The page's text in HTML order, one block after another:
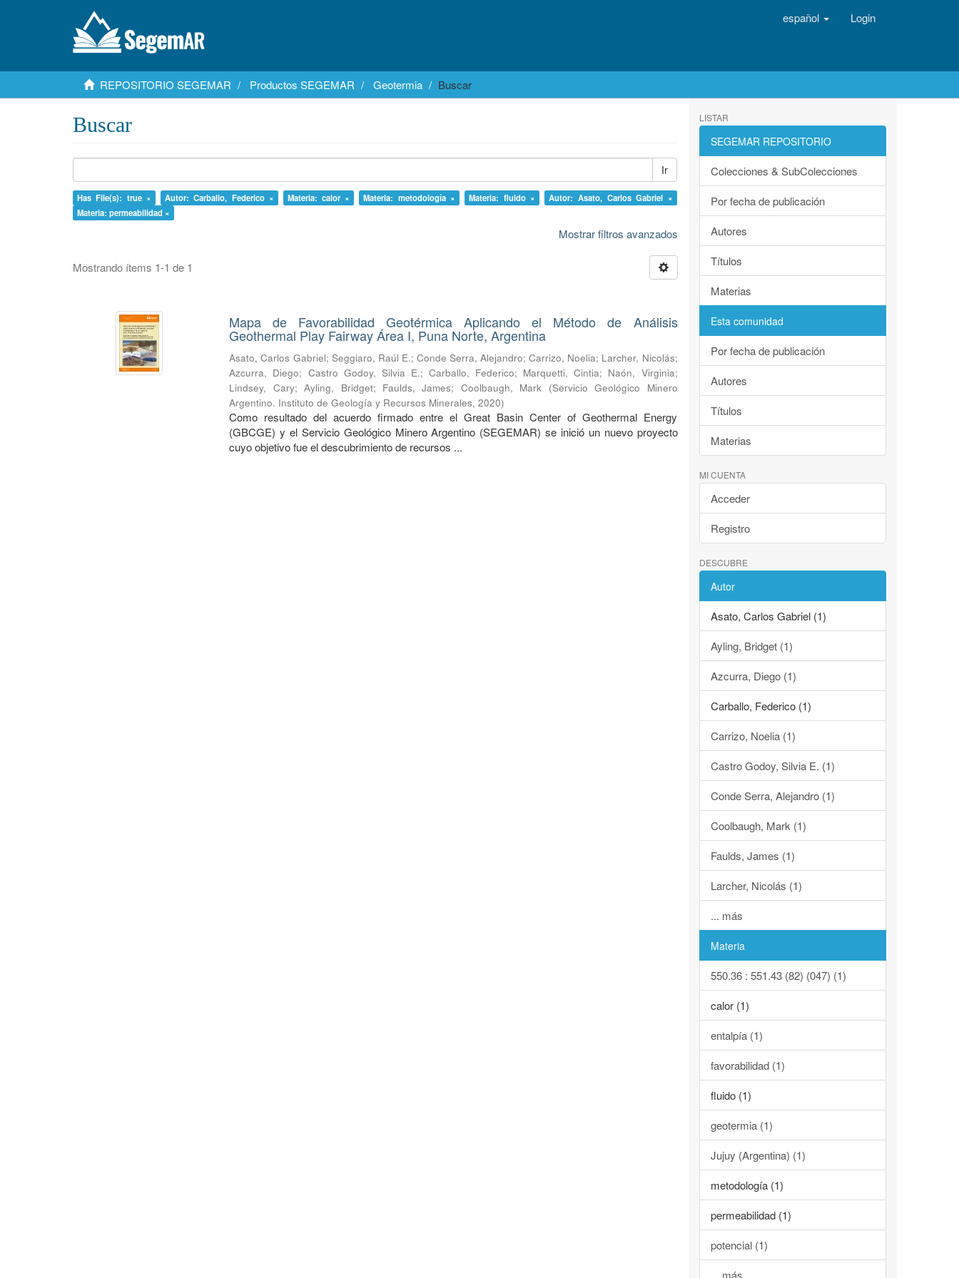
español Login
REPOSITORIO SEGEMAR Productos SEGEMAR Geotermia Buscar
Buscar
Ir
Has File(s): true × Autor: Carballo, Federico × Materia: calor × Materia: metodología × Materia: fluido ×
Autor: Asato, Carlos Gabriel ×
Materia: permeabilidad ×
Mostrar filtros avanzados
Mostrando ítems 1-1 de 1
Mapa de Favorabilidad Geotérmica Aplicando el Método de Análisis
Geothermal Play Fairway Área I, Puna Norte, Argentina
Asato, Carlos Gabriel; Seggiaro, Raúl E.; Conde Serra, Alejandro;Carrizo, Noelia; Larcher, Nicolás;
Azcurra, Diego; Castro Godoy, Silvia E.;Carballo, Federico; Marquetti, Cintia; Naón, Virginia;
Lindsey, Cary;Ayling, Bridget; Faulds, James; Coolbaugh, Mark (Servicio Geológico Minero
Argentino. Instituto de Geología y Recursos Minerales,2020)
Como resultado del acuerdo firmado entre el Great Basin Center of Geothermal Energy
(GBCGE) y el Servicio Geológico Minero Argentino (SEGEMAR) se inició un nuevo proyecto
cuyo objetivo fue el descubrimiento de recursos ...
LISTAR
SEGEMAR REPOSITORIO
Colecciones & SubColecciones
Por fecha de publicación
Autores
Títulos
Materias
Esta comunidad
Por fecha de publicación
Autores
Títulos
Materias
MI CUENTA
Acceder
Registro
DESCUBRE
Autor
Asato, Carlos Gabriel (1)
Ayling, Bridget (1)
Azcurra, Diego (1)
Carballo, Federico (1)
Carrizo, Noelia (1)
Castro Godoy, Silvia E. (1)
Conde Serra, Alejandro (1)
Coolbaugh, Mark (1)
Faulds, James (1)
Larcher, Nicolás (1)
... más
Materia
550.36 : 551.43 (82) (047) (1)
calor (1)
entalpía (1)
favorabilidad (1)
fluido (1)
geotermia (1)
Jujuy (Argentina) (1)
metodología (1)
permeabilidad (1)
potencial (1)
... más